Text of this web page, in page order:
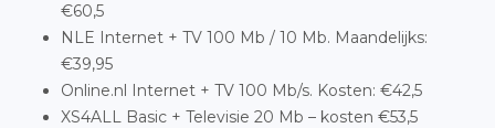
€60,5
NLE Internet + TV 100 Mb / 10 Mb. Maandelijks:
€39,95
Online.nl Internet + TV 100 Mb/s. Kosten: €42,5
XS4ALL Basic + Televisie 20 Mb – kosten €53,5